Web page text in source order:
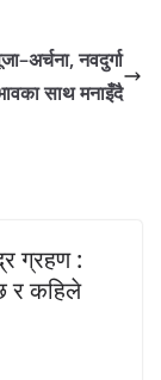
नवदुर्गा
साथ मनाइँदै
ग्रहण :
र कहिले